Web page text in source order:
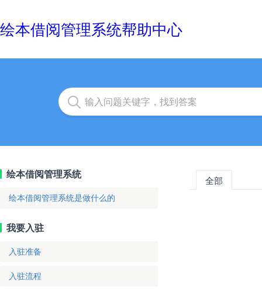
绘本借阅管理系统帮助中心
绘本借阅管理系统
绘本借阅管理系统是做什么的
我要入驻
入驻准备
入驻流程
全部